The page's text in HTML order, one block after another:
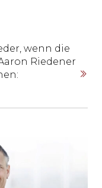
wenn die
Riedener